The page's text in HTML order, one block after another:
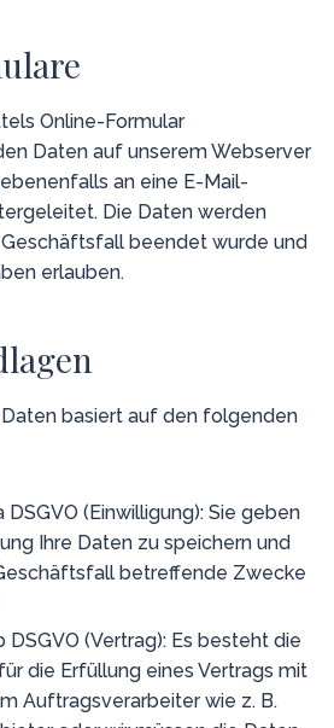
Online-Formular
Daten auf unserem Webserver
an eine E-Mail-
Die Daten werden
beendet wurde und
erlauben.
basiert auf den folgenden
DSGVO (Einwilligung): Sie geben
Ihre Daten zu speichern und
betreffende Zwecke
DSGVO (Vertrag): Es besteht die
die Erfüllung eines Vertrags mit
Auftragsverarbeiter wie z. B.